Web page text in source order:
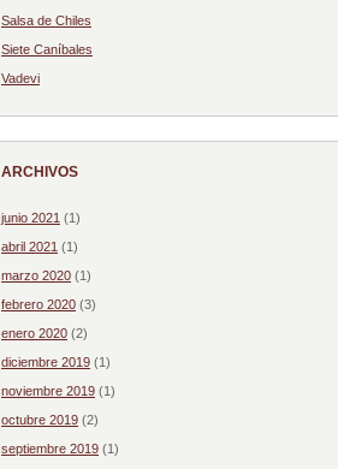
Salsa de Chiles
Siete Caníbales
Vadevi
ARCHIVOS
junio 2021 (1)
abril 2021 (1)
marzo 2020 (1)
febrero 2020 (3)
enero 2020 (2)
diciembre 2019 (1)
noviembre 2019 (1)
octubre 2019 (2)
septiembre 2019 (1)